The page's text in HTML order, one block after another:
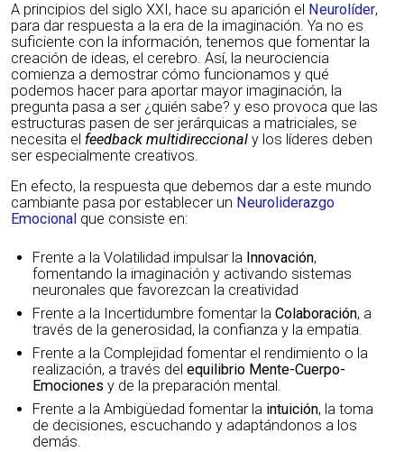
A principios del siglo XXI, hace su aparición el Neurolíder,
para dar respuesta a la era de la imaginación. Ya no es
suficiente con la información, tenemos que fomentar la
creación de ideas, el cerebro. Así, la neurociencia
comienza a demostrar cómo funcionamos y qué
podemos hacer para aportar mayor imaginación, la
pregunta pasa a ser ¿quién sabe? y eso provoca que las
estructuras pasen de ser jerárquicas a matriciales, se
necesita el feedback multidireccional y los líderes deben
ser especialmente creativos.
En efecto, la respuesta que debemos dar a este mundo
cambiante pasa por establecer un Neuroliderazgo
Emocional que consiste en:
Frente a la Volatilidad impulsar la Innovación,
fomentando la imaginación y activando sistemas
neuronales que favorezcan la creatividad
Frente a la Incertidumbre fomentar laColaboración, a
través de la generosidad, la confianza y la empatia.
Frente a la Complejidad fomentar el rendimiento o la
realización, a través delequilibrio Mente-Cuerpo-
Emociones y de la preparación mental.
Frente a la Ambigüedad fomentar la intuición, la toma
de decisiones, escuchando y adaptándonos a los
demás.